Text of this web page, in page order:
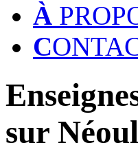
À
C
sur